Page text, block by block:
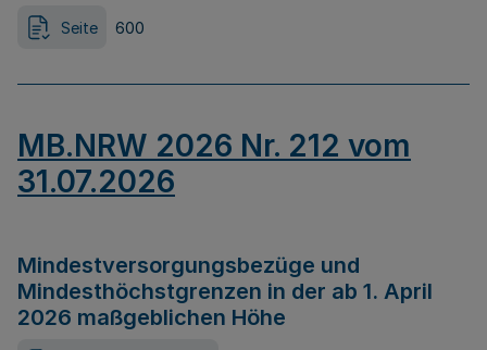
Seite 600
MB.NRW 2026 Nr. 212 vom
31.07.2026
Mindestversorgungsbezüge und
Mindesthöchstgrenzen in der ab 1. April
2026 maßgeblichen Höhe